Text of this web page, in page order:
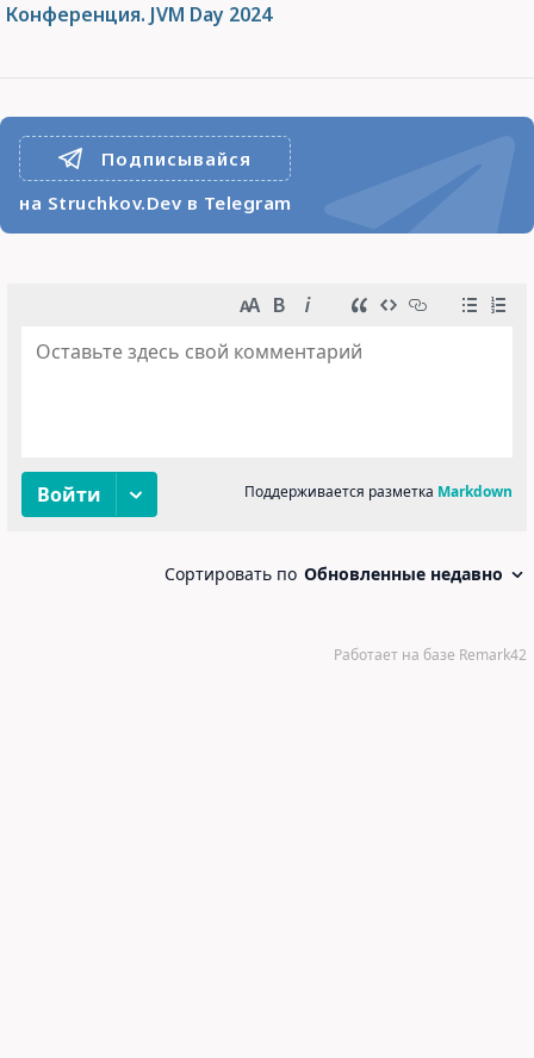
Конференция. JVM Day 2024
Подписывайся
на Struchkov.Dev в Telegram